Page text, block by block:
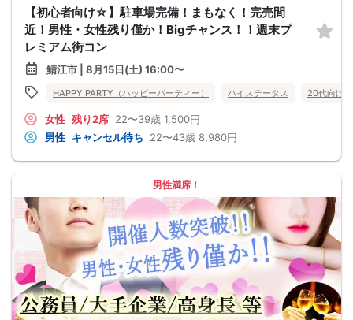
【初心者向け☆】駐車場完備！まもなく！完売間
近！男性・女性残り僅か！Bigチャンス！！週末プ
レミアム街コン
鯖江市 | 8月15日(土) 16:00〜
HAPPY PARTY（ハッピーパーティー） ハイステータス 20代向け
女性 残り2席 22〜39歳 1,500円
男性 キャンセル待ち 22〜43歳 8,980円
男性満席！